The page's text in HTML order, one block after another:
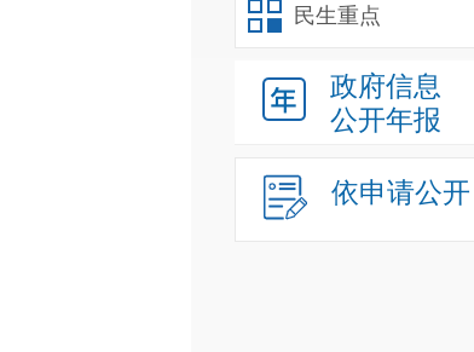
民生重点
政府信息
公开年报
依申请公开